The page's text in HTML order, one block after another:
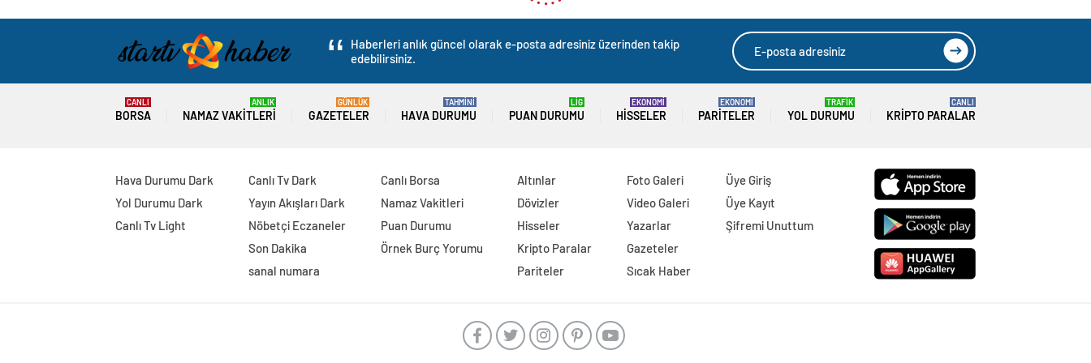
Haberleri anlık güncel olarak e-posta adresiniz üzerinden takip
edebilirsiniz.
BORSA
CANLI
NAMAZ VAKITLERI
ANLIK
GAZETELER
GÜNLÜK
HAVA DURUMU
TAHMİNİ
PUAN DURUMU
LİG
HISSELER
EKONOMİ
PARITELER
EKONOMİ
YOL DURUMU
TRAFİK
KRIPTO PARALAR
CANLI
Hava Durumu Dark
Yol Durumu Dark
Canlı Tv Light
Canlı Tv Dark
Yayın Akışları Dark
Nöbetçi Eczaneler
Son Dakika
sanal numara
Canlı Borsa
Namaz Vakitleri
Puan Durumu
Örnek Burç Yorumu
Altınlar
Dövizler
Hisseler
Kripto Paralar
Pariteler
Foto Galeri
Video Galeri
Yazarlar
Gazeteler
Sıcak Haber
Üye Giriş
Üye Kayıt
Şifremi Unuttum